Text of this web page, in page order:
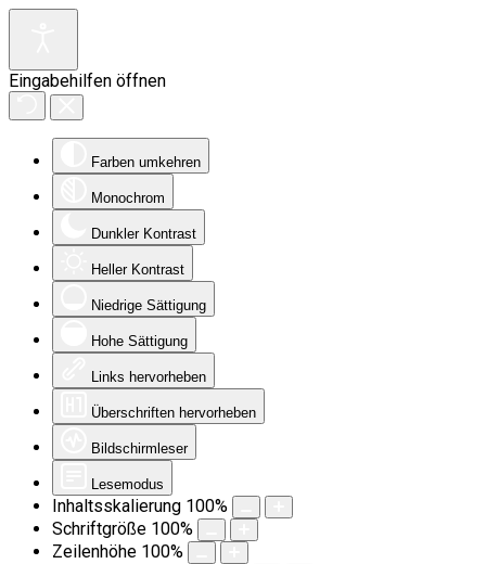
Eingabehilfen öffnen
Farben umkehren
Monochrom
Dunkler Kontrast
Heller Kontrast
Niedrige Sättigung
Hohe Sättigung
Links hervorheben
Überschriften hervorheben
Bildschirmleser
Lesemodus
Inhaltsskalierung 100%
Schriftgröße 100%
Zeilenhöhe 100%